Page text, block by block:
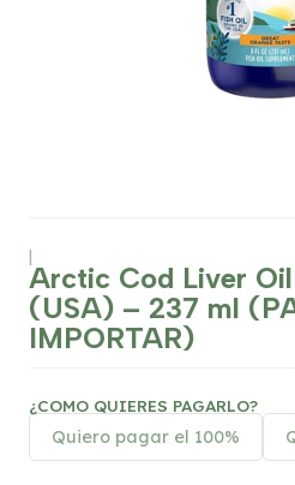
|
Arctic Cod Liver
(USA) – 237 ml
IMPORTAR)
¿COMO QUIERES PAGARLO?
Quiero pagar el 100%